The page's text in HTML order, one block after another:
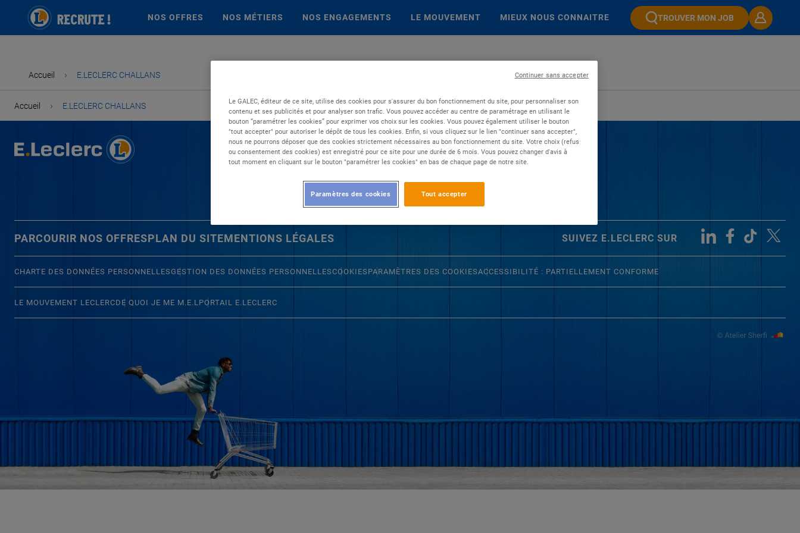
NOS OFFRES NOS MÉTIERS NOS ENGAGEMENTS LE MOUVEMENT MIEUX NOUS CONNAITRE TROUVER MON JOB
Accueil › E.LECLERC CHALLANS
Accueil › E.LECLERC CHALLANS
PARCOURIR NOS OFFRESPLAN DU SITEMENTIONS LÉGALES SUIVEZ E.LECLERC SUR
CHARTE DES DONNÉES PERSONNELLESGESTION DES DONNÉES PERSONNELLESCOOKIES PARAMÈTRES DES COOKIESACCESSIBILITÉ : PARTIELLEMENT CONFORME
LE MOUVEMENT LECLERCDE QUOI JE ME M.E.LPORTAIL E.LECLERC
Le GALEC, éditeur de ce site, utilise des cookies pour s'assurer du bon fonctionnement du site, pour personnaliser son
contenu et ses publicités et pour analyser son trafic. Vous pouvez accéder au centre de paramétrage en utilisant le
bouton “paramétrer les cookies” pour exprimer vos choix sur les cookies. Vous pouvez également utiliser le bouton
"tout accepter" pour autoriser le dépôt de tous les cookies. Enfin, si vous cliquez sur le lien "continuer sans accepter",
nous ne pourrons déposer que des cookies strictement nécessaires au bon fonctionnement du site. Votre choix (refus
ou consentement des cookies) est enregistré pour ce site pour une durée de 6 mois. Vous pouvez changer d'avis à
tout moment en cliquant sur le bouton "paramétrer les cookies" en bas de chaque page de notre site.
Tout accepter
Paramètres des cookies
Continuer sans accepter